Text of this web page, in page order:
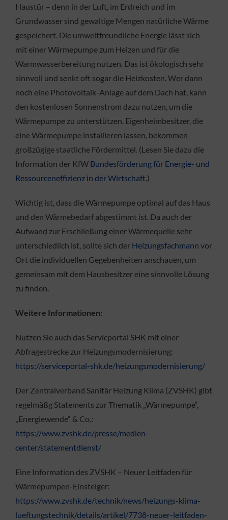
Haustür – denn in der Luft, im Erdreich und im
Grundwasser sind gewaltige Mengen natürliche Wärme
gespeichert. Die umweltfreundliche Energie lässt sich
mit einer Wärmepumpe zum Heizen und für die
Warmwasserbereitung nutzen. Das ist ökologisch sehr
sinnvoll und senkt oft sogar die Heizkosten. Wer dann
noch eine Photovoltaik-Anlage auf dem Dach hat, kann
den kostenlosen Sonnenstrom dazu nutzen, um die
Wärmepumpe zu unterstützen. Eigenheimbesitzer, die
eine Wärmepumpe installieren lassen, bekommen
großzügige staatliche Fördermittel. (Lesen Sie dazu die
Information der KfW Bundesförderung für Energie- und
Ressourceneffizienz in der Wirtschaft.)
Wichtig ist, dass die Wärmepumpe optimal auf das Haus
und den Wärmebedarf abgestimmt ist. Da auch der
Aufwand zur Erschließung einer Wärmequelle sehr
unterschiedlich ist, sollte sich der Heizungsfachmann vor
Ort die individuellen Gegebenheiten anschauen, um
gemeinsam mit dem Hausbesitzer eine sinnvolle Lösung
zu finden.
Weitere Informationen:
Nutzen Sie auch das Servicportal SHK mit einer
Abfragestrecke zur Heizungsmodernisierung:
https://serviceportal-shk.de/heizungsmodernisierung/
Der Zentralverband Sanitär Heizung Klima (ZVSHK) gibt
regelmäßg Statements zur Thematik „Wärmepumpe“,
„Energiewende“ & Co.:
https://www.zvshk.de/presse/medien-
center/statementdienst/
Eine Information des ZVSHK – Neuer Leitfaden für
Wärmepumpen-Einsteiger:
https://www.zvshk.de/technik/news/heizungs-klima-
lueftungstechnik/details/artikel/7738-neuer-leitfaden-